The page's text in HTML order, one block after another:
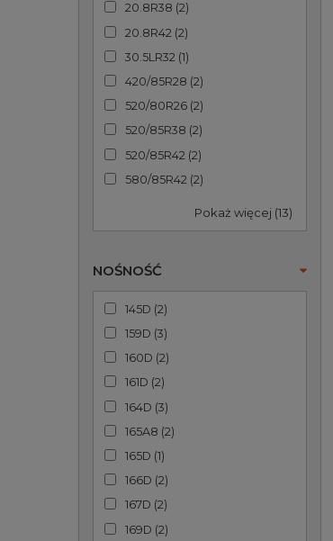
20.8R38 (2)
20.8R42 (2)
30.5LR32 (1)
420/85R28 (2)
520/80R26 (2)
520/85R38 (2)
520/85R42 (2)
580/85R42 (2)
Pokaż więcej (13)
NOŚNOŚĆ
145D (2)
159D (3)
160D (2)
161D (2)
164D (3)
165A8 (2)
165D (1)
166D (2)
167D (2)
169D (2)